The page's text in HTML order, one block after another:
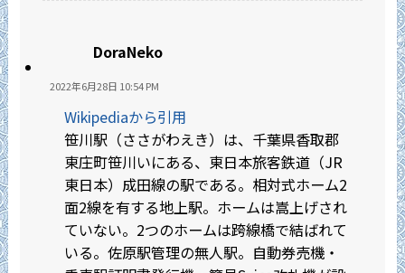
DoraNeko
2022年6月28日 10:54 PM
Wikipediaから引用
笹川駅（ささがわえき）は、千葉県香取郡
東庄町笹川いにある、東日本旅客鉄道（JR
東日本）成田線の駅である。相対式ホーム2
面2線を有する地上駅。ホームは嵩上げされ
ていない。2つのホームは跨線橋で結ばれて
いる。佐原駅管理の無人駅。自動券売機・